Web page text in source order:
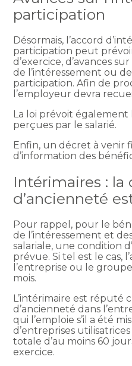
participation
Désormais, l’accord
participation peut
d’exercice, d’avances
de l’intéressement ou
participation. Afin de
l’employeur devra
La loi prévoit également
perçues par le salarié.
Enfin, un décret à venir
d’information des
Intérimaires : la
d’ancienneté
Pour rappel, pour le
de l’intéressement et
salariale, une condition
prévue. Si tel est le cas,
l’entreprise ou le
mois.
L’intérimaire est réputé
d’ancienneté dans
qui l’emploie s’il a été
d’entreprises
totale d’au moins 60
exercice.